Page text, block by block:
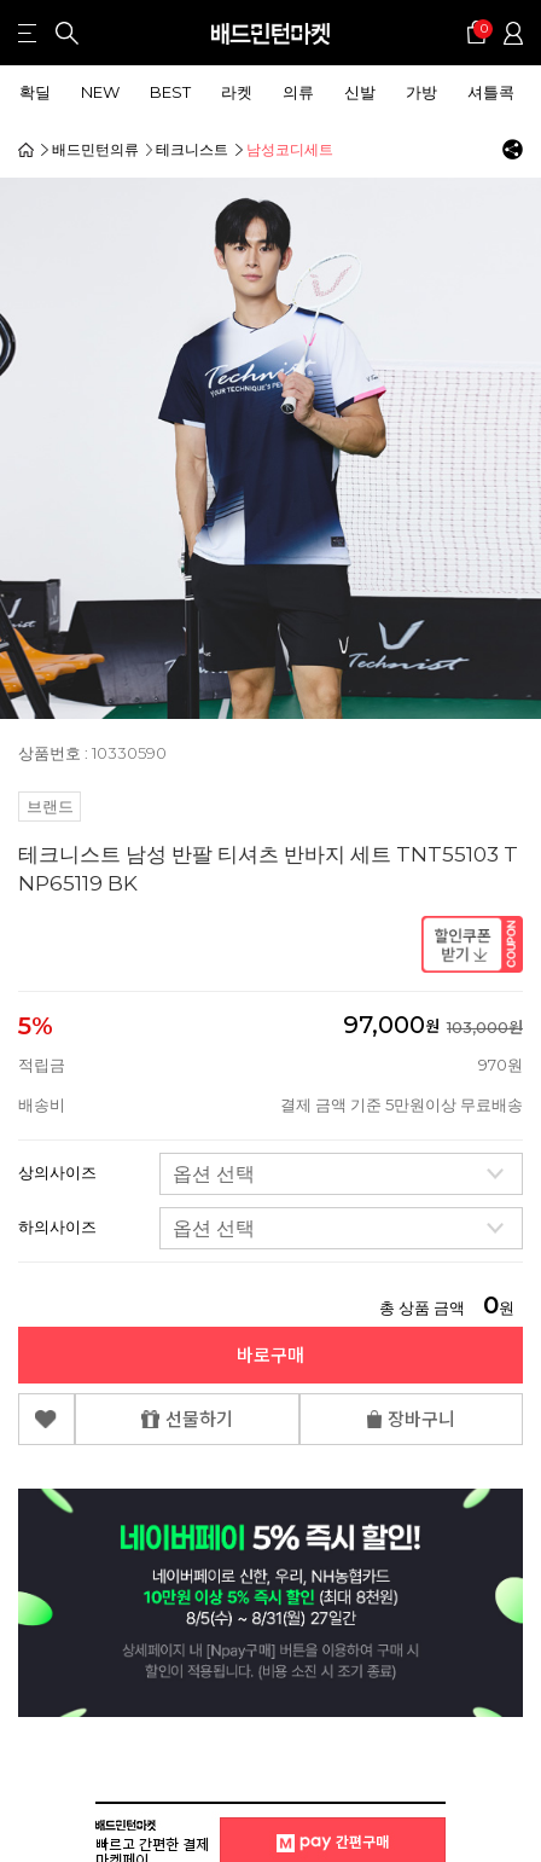
0
확딜 NEW BEST 라켓 의류 신발 가방 셔틀콕
배드민턴의류 테크니스트 남성코디세트
상품번호 : 10330590
브랜드
테크니스트 남성 반팔 티셔츠 반바지 세트 TNT55103 T
NP65119 BK
5% 97,000원 103,000원
적립금
970원
배송비 결제 금액 기준 5만원이상 무료배송
상의사이즈
하의사이즈
총 상품 금액 0원
바로구매
선물하기 장바구니